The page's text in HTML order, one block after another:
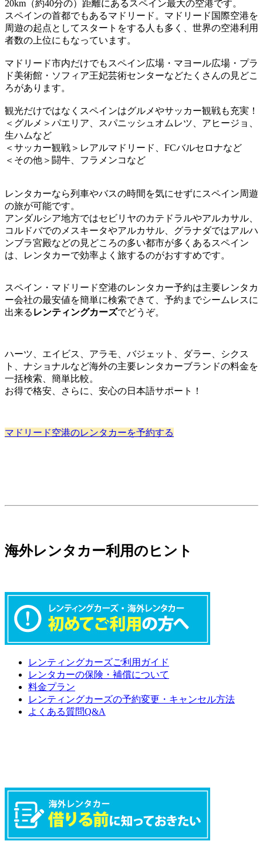
20km（約40分の）距離にあるスペイン最大の空港です。
スペインの首都でもあるマドリード。マドリード国際空港を
周遊の起点としてスタートをする人も多く、世界の空港利用
者数の上位にもなっています。
マドリード市内だけでもスペイン広場・マヨール広場・プラ
ド美術館・ソフィア王妃芸術センターなどたくさんの見どこ
ろがあります。
観光だけではなくスペインはグルメやサッカー観戦も充実！
＜グルメ＞パエリア、スパニッシュオムレツ、アヒージョ、
生ハムなど
＜サッカー観戦＞レアルマドリード、FCバルセロナなど
＜その他＞闘牛、フラメンコなど
レンタカーなら列車やバスの時間を気にせずにスペイン周遊
の旅が可能です。
アンダルシア地方ではセビリヤのカテドラルやアルカサル、
コルドバでのメスキータやアルカサル、グラナダではアルハ
ンブラ宮殿などの見どころの多い都市が多くあるスペイン
は、レンタカーで効率よく旅するのがおすすめです。
スペイン・マドリード空港のレンタカー予約は主要レンタカ
ー会社の最安値を簡単に検索できて、予約までシームレスに
出来る レンティングカーズでどうぞ。
ハーツ、エイビス、アラモ、バジェット、ダラー、シクス
ト、ナショナルなど海外の主要レンタカーブランドの料金を
一括検索、簡単比較。
お得で格安、さらに、安心の日本語サポート！
マドリード空港のレンタカーを予約する
海外レンタカー利用のヒント
レンティングカーズご利用ガイド
レンタカーの保険・補償について
料金プラン
レンティングカーズの予約変更・キャンセル方法
よくある質問Q&A